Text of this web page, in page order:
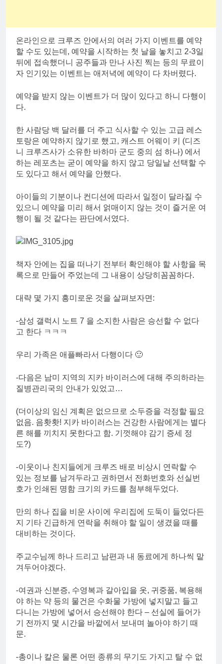
온라인으로 크루즈 안에서의 여러 가지 이벤트를 예약
할 수도 있는데, 예약을 시작하는 첫 날을 놓치고 2-3일
뒤에 접속했더니 공주들과 만나 사진 찍는 등의 무료이
자 인기있는 이벤트는 애저녁에 예약이 다 차버렸다.
예약을 받지 않는 이벤트가 더 많이 있다고 하니 다행이
다.
한 사람당 백 달러를 더 주고 식사할 수 있는 고급 레스
토랑은 예약하지 않기로 했고, 캐스트 어웨이 키 (디즈
니 크루즈사가 소유한 바하마 군도 중의 섬 하나) 에서
하는 레포츠는 굳이 예약을 하지 않고 당일날 선택할 수
도 있다고 해서 예약을 안했다.
아이들의 기분이나 컨디션에 따라서 일정이 달라질 수
있으니 예약을 미리 해서 얽매이지 않는 것이 즐거운 여
행이 될 것 같다는 판단에서였다.
책자 안에는 집을 떠나기 전부터 확인해야 할 사항을 목
록으로 만들어 주었는데 그 내용이 상당히꼼꼼하다.
대략 몇 가지 흥미로운 것을 살펴보자면:
-삼성 갤럭시 노트 7 을 소지한 사람은 승선할 수 없다
고 한다 ㅋㅋㅋ
우리 가족은 애플빠라서 다행이다 🙂
-다음은 남미 지역의 지카 바이러스에 대해 주의하라는
질병관리국의 안내가 있었고…
(더이상의 임신 계획은 없으므로 소두증을 걱정할 필요
없음. 음홧홧! 지카 바이러스는 건강한 사람에게는 별다
른 해를 끼치지 못한다고 함. 기껏해야 감기 증세 정
도?)
-이웃이나 친지들에게 크루즈 배로 비상시 연락할 수
있는 정보를 남겨두라고 권하면서 전화번호와 선실번
호가 인쇄된 명함 크기의 카드를 첨부해두었다.
만의 하나 집을 비운 사이에 우리집에 도둑이 들었다든
지 기타 긴급하게 연락을 취해야 할 일이 생겼을 때를
대비하는 것이다.
주교수님께 하나 드리고 남편과 내 동료에게 하나씩 맡
겨두어야겠다.
-여권과 신분증, 수영복과 갈아입을 옷, 귀중품, 복용해
야 하는 약 등의 물건은 수화물 가방에 넣지말고 들고
다니는 가방에 넣어서 승선해야 한다 – 선실에 들어가
기 전까지 몇 시간을 바깥에서 보내며 놀아야 하기 때
문.
-총이나 칼은 물론 어떤 종류의 무기도 가지고 탈 수 없